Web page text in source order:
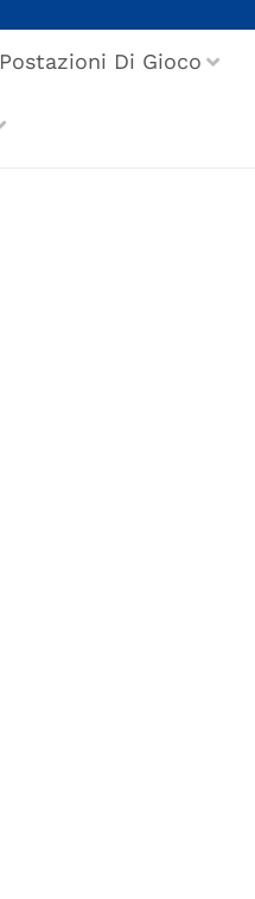
Postazioni Di Gioco